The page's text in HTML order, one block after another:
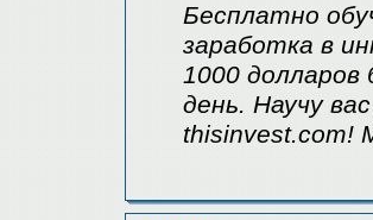
Бесплатно
заработка в
1000
день. Научу
thisinvest.com!